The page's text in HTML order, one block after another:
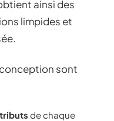
ainsi des
limpides et
sont
de chaque